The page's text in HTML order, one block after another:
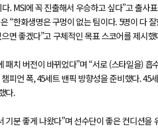
. MSI에 꼭 진출해서 우승하고 싶다”고 출사
“한화생명은 구멍이 없는 팀이다. 5명이 다
면 좋겠다”고 구체적인 목표 스코어를 제시했
치 버전이 바뀌었다”며 “서로 (스타일을) 흡
피언 폭, 45세트 밴픽 방향성을 준비했다. 45
다.
분 좋게 나왔다”며 선수단이 좋은 컨디션을